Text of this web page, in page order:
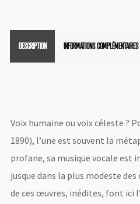
DESCRIPTION INFORMATIONS COMPLÉMENTAIRES
Voix humaine ou voix céleste ?
1890), l’une est souvent la
profane, sa musique vocale
jusque dans la plus modeste
de ces œuvres, inédites, font ici